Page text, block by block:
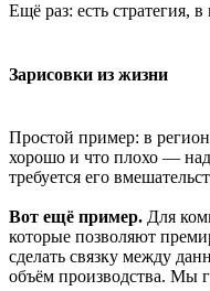
Ещё раз: есть стратегия,
Зарисовки из жизни
Простой пример: в
хорошо и что плохо —
требуется его
Вот ещё пример. Для
которые позволяют
сделать связку между
объём производства. Мы